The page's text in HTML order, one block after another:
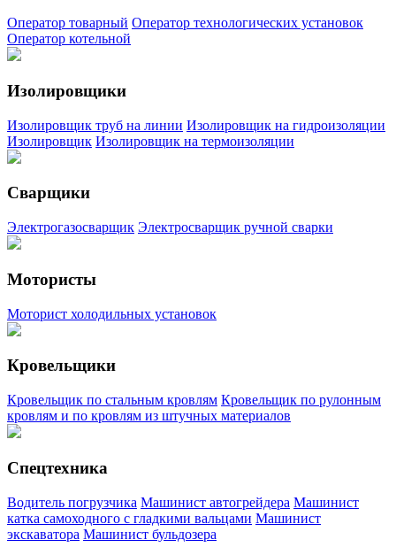
Оператор товарный Оператор технологических установок
Оператор котельной
Изолировщики
Изолировщик труб на линии Изолировщик на гидроизоляции
Изолировщик Изолировщик на термоизоляции
Сварщики
Электрогазосварщик Электросварщик ручной сварки
Мотористы
Моторист холодильных установок
Кровельщики
Кровельщик по стальным кровлям Кровельщик по рулонным
кровлям и по кровлям из штучных материалов
Спецтехника
Водитель погрузчика Машинист автогрейдера Машинист
катка самоходного с гладкими вальцами Машинист
экскаватора Машинист бульдозера